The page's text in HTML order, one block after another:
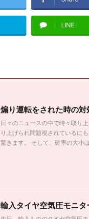
LINE
煽り運転をされた時の
日々のニュースの中で時々取り
り上げられ問題視されているに
驚きます。 そして、確率の大小
輸入タイヤ空気圧モニ